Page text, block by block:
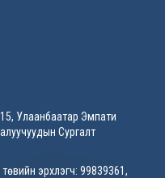
Улаанбаатар Эмпати
Сургалт
эрхлэгч: 99839361,